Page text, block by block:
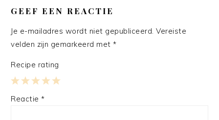
INTERACTIES
GEEF EEN REACTIE
Je e-mailadres wordt niet gepubliceerd. Vereiste
velden zijn gemarkeerd met*
Recipe rating
4
3
2
1
Reactie*